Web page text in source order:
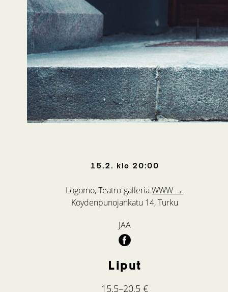
15.2. klo 20:00
Logomo, Teatro-galleriaWWW →
Köydenpunojankatu 14, Turku
JAA
Liput
15,5–20,5 €